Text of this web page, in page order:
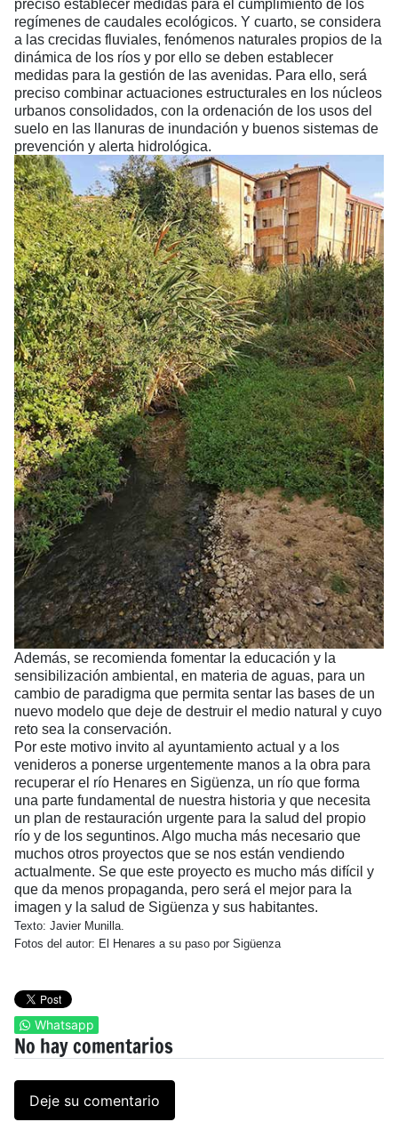
preciso establecer medidas para el cumplimiento de los
regímenes de caudales ecológicos. Y cuarto, se considera
a las crecidas fluviales, fenómenos naturales propios de la
dinámica de los ríos y por ello se deben establecer
medidas para la gestión de las avenidas. Para ello, será
preciso combinar actuaciones estructurales en los núcleos
urbanos consolidados, con la ordenación de los usos del
suelo en las llanuras de inundación y buenos sistemas de
prevención y alerta hidrológica.
Además, se recomienda fomentar la educación y la
sensibilización ambiental, en materia de aguas, para un
cambio de paradigma que permita sentar las bases de un
nuevo modelo que deje de destruir el medio natural y cuyo
reto sea la conservación.
Por este motivo invito al ayuntamiento actual y a los
venideros a ponerse urgentemente manos a la obra para
recuperar el río Henares en Sigüenza, un río que forma
una parte fundamental de nuestra historia y que necesita
un plan de restauración urgente para la salud del propio
río y de los seguntinos. Algo mucha más necesario que
muchos otros proyectos que se nos están vendiendo
actualmente. Se que este proyecto es mucho más difícil y
que da menos propaganda, pero será el mejor para la
imagen y la salud de Sigüenza y sus habitantes.
Texto: Javier Munilla.
Fotos del autor: El Henares a su paso por Sigüenza
Whatsapp
No hay comentarios
Deje su comentario